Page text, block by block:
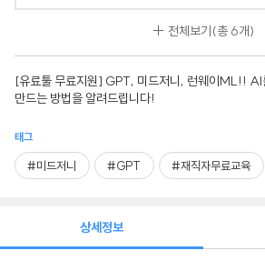
전체보기(총 6개)
[유료툴 무료지원] GPT, 미드저니, 런웨이ML!! AI
만드는 방법을 알려드립니다!
태그
#미드저니 #GPT #재직자무료교육
상세정보